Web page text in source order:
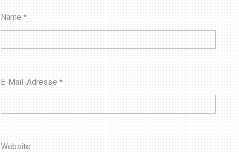
Name *
E-Mail-Adresse *
Website